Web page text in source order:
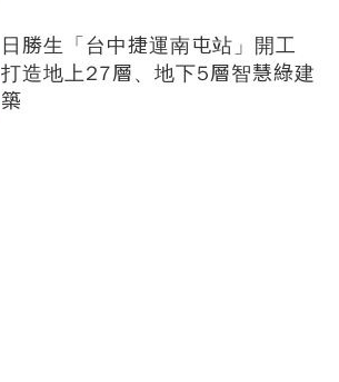
日勝生「台中捷運南屯站」開工
打造地上27層、地下5層智慧綠建
築